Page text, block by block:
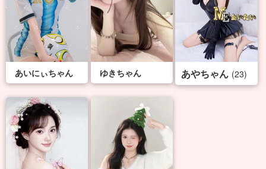
あいにぃちゃん ゆきちゃん あやちゃん (23)